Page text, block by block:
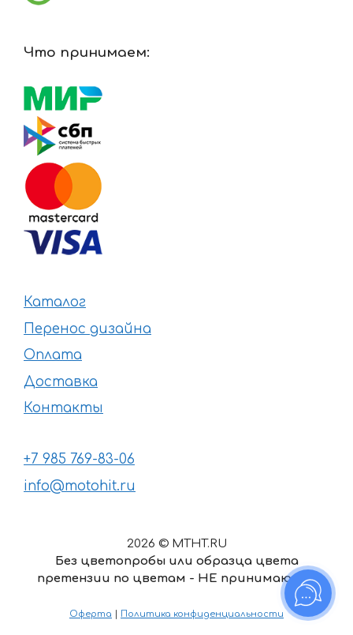
Что принимаем:
Каталог
Перенос дизайна
Оплата
Доставка
Контакты
+7 985 769-83-06
info@motohit.ru
2026 © MTHT.RU
Без цветопробы или образца цвета
претензии по цветам - НЕ принимаются
Оферта | Политика конфиденциальности
4724 ₽
13965 ₽Диапазон